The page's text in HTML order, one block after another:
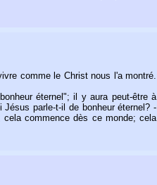
comme le Christ nous l'a montré.
éternel"; il y aura peut-être à
parle-t-il de bonheur éternel? -
commence dès ce monde; cela